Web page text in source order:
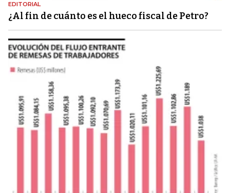
EDITORIAL
¿Al fin de cuánto es el hueco fiscal de Petro?